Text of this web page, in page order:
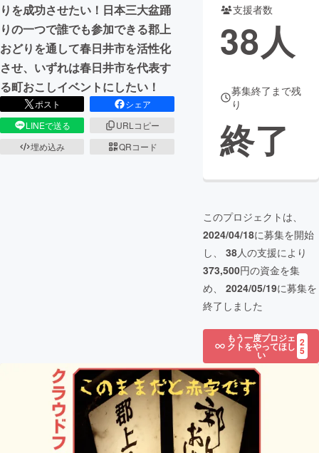
りを成功させたい！日本三大盆踊
りの一つで誰でも参加できる郡上
おどりを通して春日井市を活性化
させ、いずれは春日井市を代表す
る町おこしイベントにしたい！
ポスト
シェア
LINEで送る
URLコピー
埋め込み
QRコード
支援者数
38人
募集終了まで残
り
終了
このプロジェクトは、
2024/04/18に募集を開始
し、 38人の支援により
373,500円の資金を集
め、 2024/05/19に募集を
終了しました
もう一度プロジェ
クトをやってほし
い
2
5